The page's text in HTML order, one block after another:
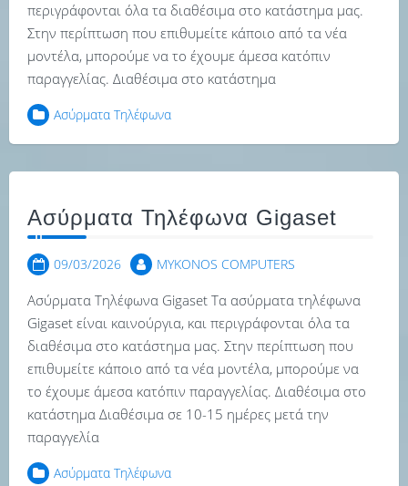
περιγράφονται όλα τα διαθέσιμα στο κατάστημα μας.
Στην περίπτωση που επιθυμείτε κάποιο από τα νέα
μοντέλα, μπορούμε να το έχουμε άμεσα κατόπιν
παραγγελίας. Διαθέσιμα στο κατάστημα
Ασύρματα Τηλέφωνα
Ασύρματα Τηλέφωνα Gigaset
09/03/2026 MYKONOS COMPUTERS
Ασύρματα Τηλέφωνα Gigaset Τα ασύρματα τηλέφωνα
Gigaset είναι καινούργια, και περιγράφονται όλα τα
διαθέσιμα στο κατάστημα μας. Στην περίπτωση που
επιθυμείτε κάποιο από τα νέα μοντέλα, μπορούμε να
το έχουμε άμεσα κατόπιν παραγγελίας. Διαθέσιμα στο
κατάστημα Διαθέσιμα σε 10-15 ημέρες μετά την
παραγγελία
Ασύρματα Τηλέφωνα